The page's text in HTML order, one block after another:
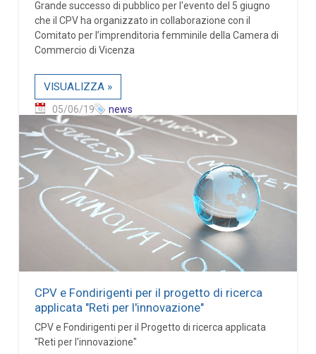
Grande successo di pubblico per l'evento del 5 giugno
che il CPV ha organizzato in collaborazione con il
Comitato per l’imprenditoria femminile della Camera di
Commercio di Vicenza
VISUALIZZA »
05/06/19 news
CPV e Fondirigenti per il progetto di ricerca
applicata "Reti per l'innovazione"
CPV e Fondirigenti per il Progetto di ricerca applicata
"Reti per l'innovazione"